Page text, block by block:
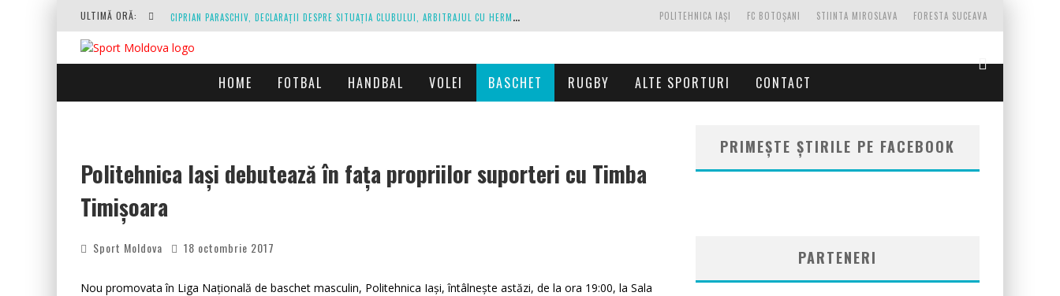
ULTIMĂ ORĂ: C
IPRIAN PARASCHIV, DECLARAȚII DESPRE SITUAȚIA CLUBULUI, ARBITRAJUL CU HERMANNSTADT ȘI RELAȚIA CU PRIMĂRIA IAȘI
P
OLITEHNICA IAȘI, SCRISOARE DESCHISĂ CĂTRE CONDUCĂTORII FOTBALULUI ROMÂNESC, EUROPEAN ȘI MONDIAL
FORESTA SUCEAVA
STIINTA MIROSLAVA
FC BOTOȘANI
POLITEHNICA IAȘI
HOME FOTBAL HANDBAL VOLEI BASCHET RUGBY ALTE SPORTURI CONTACT
Politehnica Iași debutează în fața propriilor suporteri cu Timba
Timișoara
Sport Moldova 18 octombrie 2017
Nou promovata în Liga Națională de baschet masculin, Politehnica Iași, întâlnește astăzi, de la ora 19:00, la Sala
PRIMEȘTE ȘTIRILE PE FACEBOOK
PARTENERI